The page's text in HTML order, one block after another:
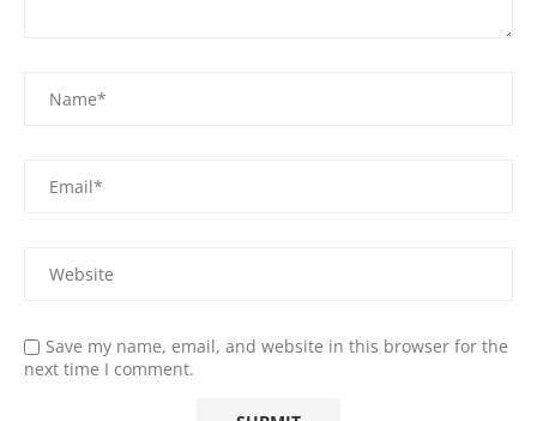
Save my name, email, and website in this browser for the
next time I comment.